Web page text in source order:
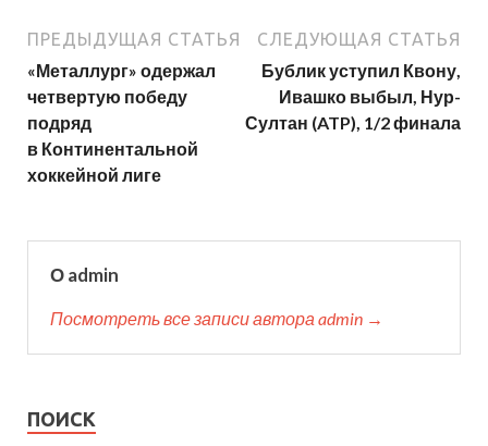
ПРЕДЫДУЩАЯ СТАТЬЯ
«Металлург» одержал
четвертую победу
подряд
в Континентальной
хоккейной лиге
СЛЕДУЮЩАЯ СТАТЬЯ
Бублик уступил Квону,
Ивашко выбыл, Нур-
Султан (ATP), 1/2 финала
О admin
Посмотреть все записи автора admin →
ПОИСК